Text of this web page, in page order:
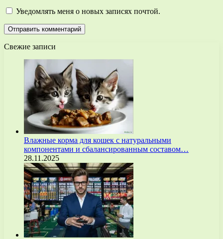
Уведомлять меня о новых записях почтой.
Свежие записи
Влажные корма для кошек с натуральными
компонентами и сбалансированным составом…
28.11.2025